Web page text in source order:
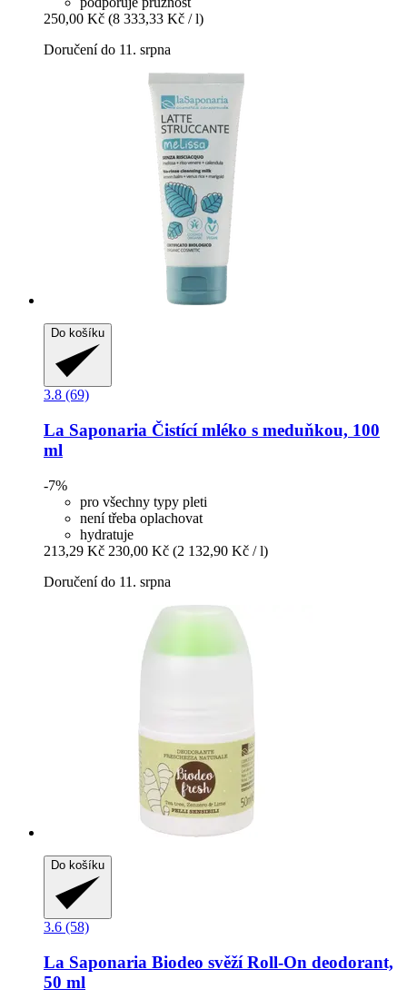
250,00 Kč (8 333,33 Kč / l)
Doručení do 11. srpna
Do košíku
3.8 (69)
La Saponaria Čistící mléko s meduňkou, 100
ml
-7%
pro všechny typy pleti
není třeba oplachovat
hydratuje
213,29 Kč 230,00 Kč (2 132,90 Kč / l)
Doručení do 11. srpna
Do košíku
3.6 (58)
La Saponaria Biodeo svěží Roll-​On deodorant,
50 ml